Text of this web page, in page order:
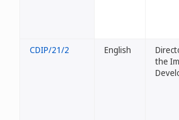
CDIP/21/2 English
the